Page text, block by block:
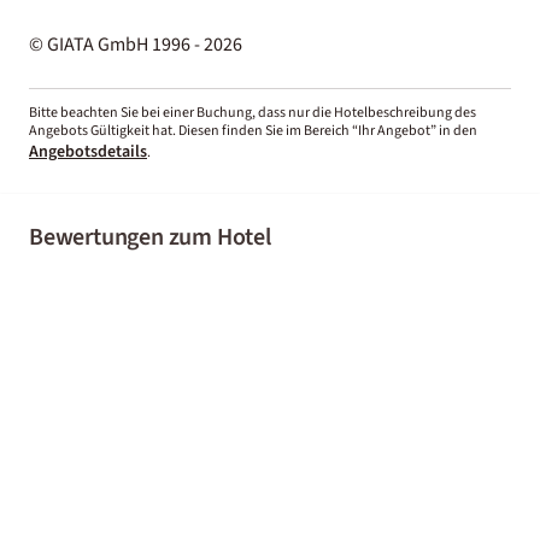
© GIATA GmbH 1996 - 2026
Bitte beachten Sie bei einer Buchung, dass nur die Hotelbeschreibung des
Angebots Gültigkeit hat. Diesen finden Sie im Bereich “Ihr Angebot” in den
Angebotsdetails.
Bewertungen zum Hotel